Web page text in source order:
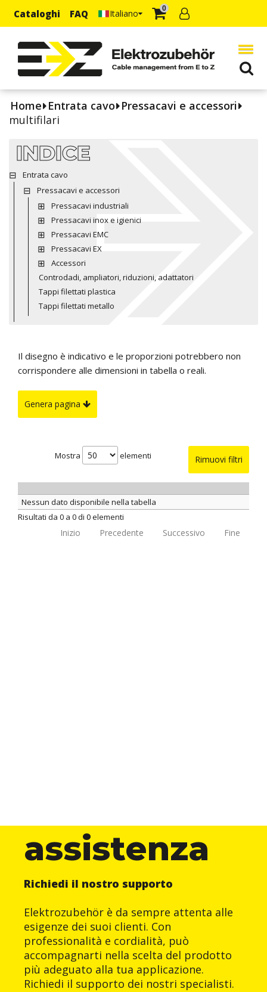
Cataloghi FAQ Italiano 0
Home Entrata cavo Pressacavi e accessori
multifilari
INDICE
Entrata cavo
Pressacavi e accessori
Pressacavi industriali
Pressacavi inox e igienici
Pressacavi EMC
Pressacavi EX
Accessori
Controdadi, ampliatori, riduzioni, adattatori
Tappi filettati plastica
Tappi filettati metallo
Il disegno è indicativo e le proporzioni potrebbero non
corrispondere alle dimensioni in tabella o reali.
Genera pagina
Rimuovi filtri
Mostra elementi
Nessun dato disponibile nella tabella
Risultati da 0 a 0 di 0 elementi
Inizio Precedente Successivo Fine
assistenza
Richiedi il nostro supporto
Elektrozubehör è da sempre attenta alle
esigenze dei suoi clienti. Con
professionalità e cordialità, può
accompagnarti nella scelta del prodotto
più adeguato alla tua applicazione.
Richiedi il supporto dei nostri specialisti.